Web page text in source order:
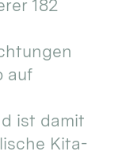
182
auf
ist damit
Kita-